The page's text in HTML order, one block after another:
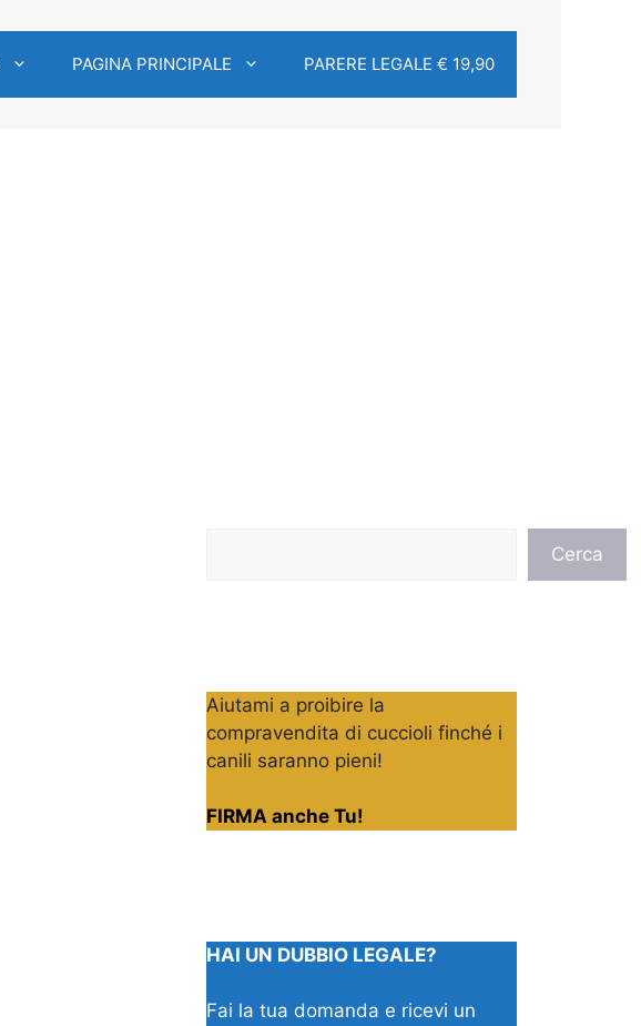
PAGINA PRINCIPALE PARERE LEGALE € 19,90
Cerca
Aiutami a proibire la
compravendita di cuccioli finché i
canili saranno pieni!
FIRMA anche Tu!
HAI UN DUBBIO LEGALE?
Fai la tua domanda e ricevi un